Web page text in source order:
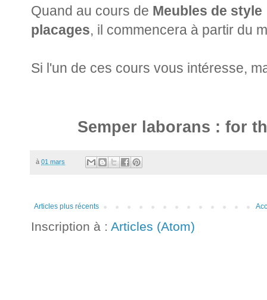
Quand au cours de Meubles de style
placages, il commencera à partir du
Si l'un de ces cours vous intéresse,
Semper laborans : for
à 01 mars
Articles plus récents
Inscription à : Articles (Atom)